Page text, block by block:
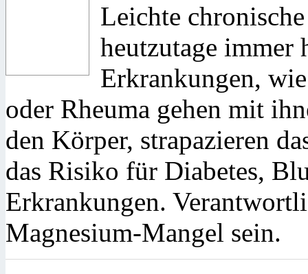
Leichte
heutzutage immer
Erkrankungen,
oder Rheuma gehen mit
den Körper, strapazieren
das Risiko für Diabetes,
Erkrankungen.
Magnesium-Mangel sein.